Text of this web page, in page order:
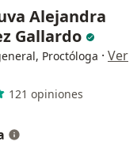
Alejandra
Gallardo
Proctóloga · Ver
121 opiniones